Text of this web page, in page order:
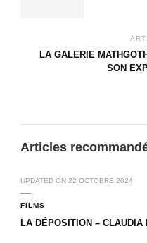
LA GALERIE
SON
Articles
UPDATED ON 22 OCTOBRE 2024
FILMS
LA DÉPOSITION – CLAUDIA